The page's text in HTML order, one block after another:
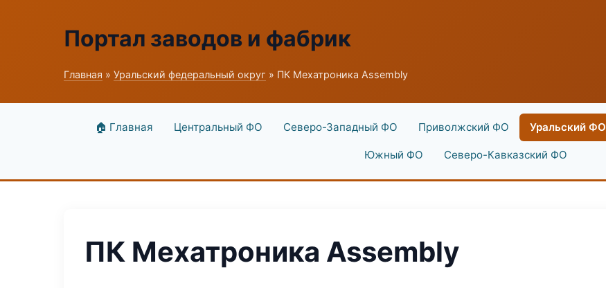
Портал заводов и фабрик
Главная » Уральский федеральный округ » ПК Мехатроника Assembly
🏠 Главная Центральный ФО Северо-Западный ФО Приволжский ФО Уральский ФО
Южный ФО Северо-Кавказский ФО
ПК Мехатроника Assembly